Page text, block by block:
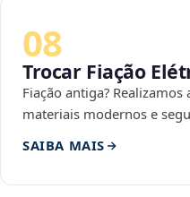
08
Trocar Fiação
Fiação antiga?
materiais modernos e
SAIBA MAIS